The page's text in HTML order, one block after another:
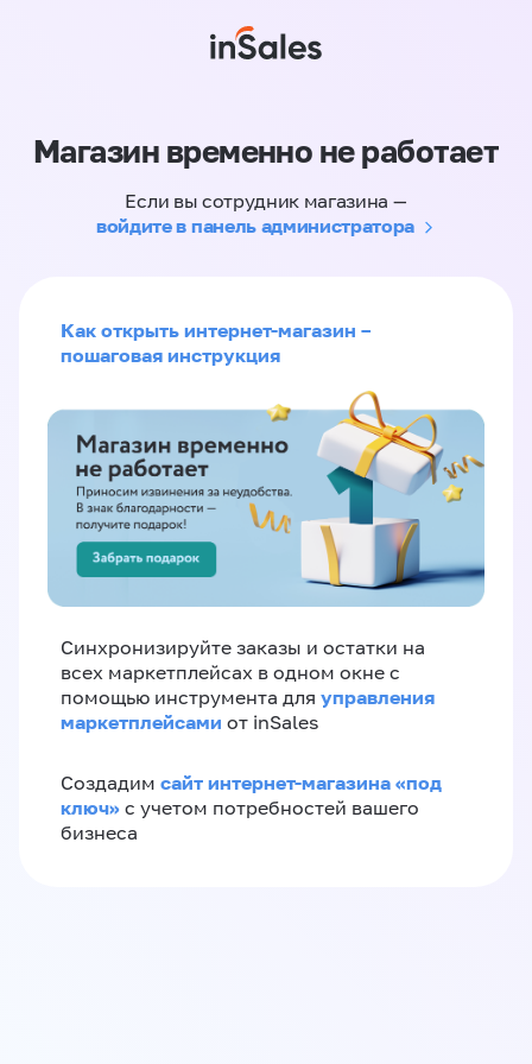
Магазин временно не работает
Если вы сотрудник магазина —
войдите в панель администратора
Как открыть интернет-магазин –
пошаговая инструкция
Синхронизируйте заказы и остатки на
всех маркетплейсах в одном окне с
помощью инструмента для управления
маркетплейсами от inSales
Создадим сайт интернет-магазина «под
ключ» с учетом потребностей вашего
бизнеса